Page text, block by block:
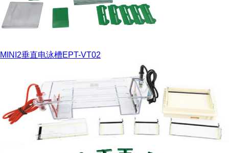
MINI2垂直电泳槽EPT-VT02